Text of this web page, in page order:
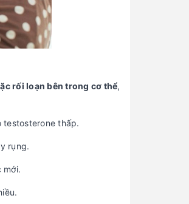
rối loạn bên trong cơ thể,
testosterone thấp.
rụng.
mới.